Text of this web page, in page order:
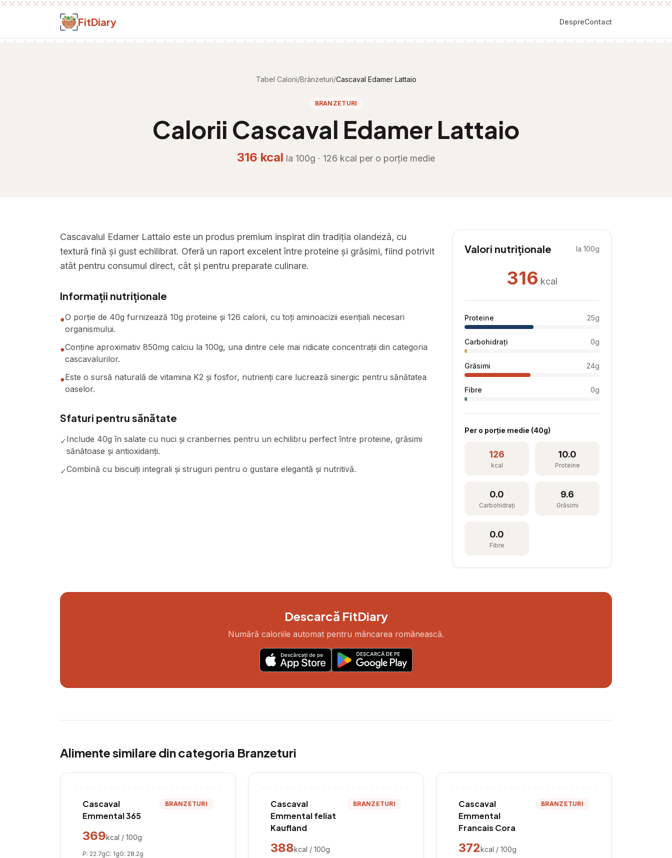
Salt la conținut
FitDiary DespreContact
Tabel Calorii/Brânzeturi/Cascaval Edamer Lattaio
BRANZETURI
Calorii Cascaval Edamer Lattaio
316 kcal la 100g · 126 kcal per o porție medie
Cascavalul Edamer Lattaio este un produs premium inspirat din tradiția olandeză, cu
textură fină și gust echilibrat. Oferă un raport excelent între proteine și grăsimi, fiind potrivit
atât pentru consumul direct, cât și pentru preparate culinare.
Informații nutriționale
●O porție de 40g furnizează 10g proteine și 126 calorii, cu toți aminoacizii esențiali necesari
organismului.
●Conține aproximativ 850mg calciu la 100g, una dintre cele mai ridicate concentrații din categoria
cascavalurilor.
●Este o sursă naturală de vitamina K2 și fosfor, nutrienți care lucrează sinergic pentru sănătatea
oaselor.
Sfaturi pentru sănătate
✓Include 40g în salate cu nuci și cranberries pentru un echilibru perfect între proteine, grăsimi
sănătoase și antioxidanți.
✓Combină cu biscuiți integrali și struguri pentru o gustare elegantă și nutritivă.
Valori nutriționale la 100g
316 kcal
Proteine 25g
Carbohidrați 0g
Grăsimi 24g
Fibre 0g
Per o porție medie (40g)
126
kcal
10.0
Proteine
0.0
Carbohidrați
9.6
Grăsimi
0.0
Fibre
Descarcă FitDiary
Numără caloriile automat pentru mâncarea românească.
Alimente similare din categoria Branzeturi
Cascaval
Emmental 365
BRANZETURI
369kcal / 100g
P: 22.7gC: 1gG: 28.2g
Cascaval
Emmental feliat
Kaufland
BRANZETURI
388kcal / 100g
Cascaval
Emmental
Francais Cora
BRANZETURI
372kcal / 100g